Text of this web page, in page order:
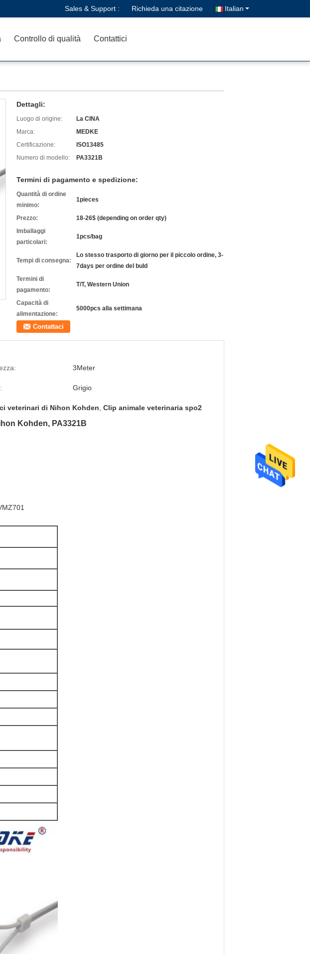
Sales & Support : Richieda una citazione Italian
Controllo di qualità Contattici
Dettagli:
Luogo di origine:
La CINA
Marca:
MEDKE
Certificazione:
ISO13485
Numero di modello:
PA3321B
Termini di pagamento e spedizione:
Quantità di ordine
minimo:
1pieces
Prezzo:
18-26$ (depending on order qty)
Imballaggi
particolari:
1pcs/bag
Tempi di consegna:
Lo stesso trasporto di giorno per il piccolo ordine, 3-
7days per ordine del buld
Termini di
pagamento:
T/T, Western Union
Capacità di
alimentazione:
5000pcs alla settimana
Contattaci
3Meter
Grigio
veterinari di Nihon Kohden Clip animale veterinaria spo2
Kohden, PA3321B